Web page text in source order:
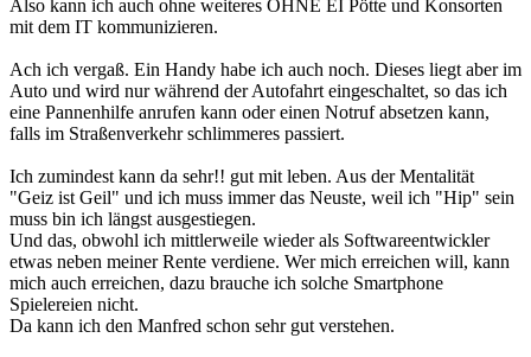
Also kann ich auch ohne weiteres OHNE EI Pötte und Konsorten
mit dem IT kommunizieren.
Ach ich vergaß. Ein Handy habe ich auch noch. Dieses liegt aber im
Auto und wird nur während der Autofahrt eingeschaltet, so das ich
eine Pannenhilfe anrufen kann oder einen Notruf absetzen kann,
falls im Straßenverkehr schlimmeres passiert.
Ich zumindest kann da sehr!! gut mit leben. Aus der Mentalität
"Geiz ist Geil" und ich muss immer das Neuste, weil ich "Hip" sein
muss bin ich längst ausgestiegen.
Und das, obwohl ich mittlerweile wieder als Softwareentwickler
etwas neben meiner Rente verdiene. Wer mich erreichen will, kann
mich auch erreichen, dazu brauche ich solche Smartphone
Spielereien nicht.
Da kann ich den Manfred schon sehr gut verstehen.